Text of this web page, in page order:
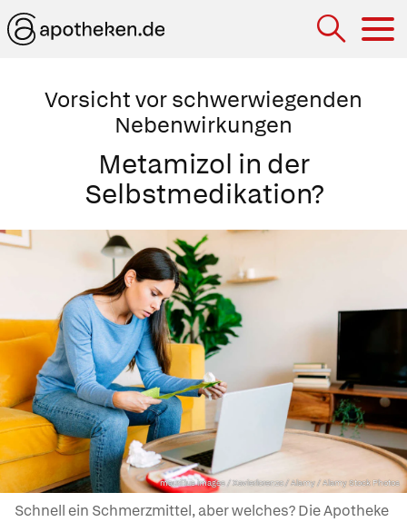
Vorsicht vor schwerwiegenden
Nebenwirkungen
Metamizol in der
Selbstmedikation?
mauritius images / Xavierlorenzo / Alamy / Alamy Stock Photos
Schnell ein Schmerzmittel, aber welches? Die Apotheke